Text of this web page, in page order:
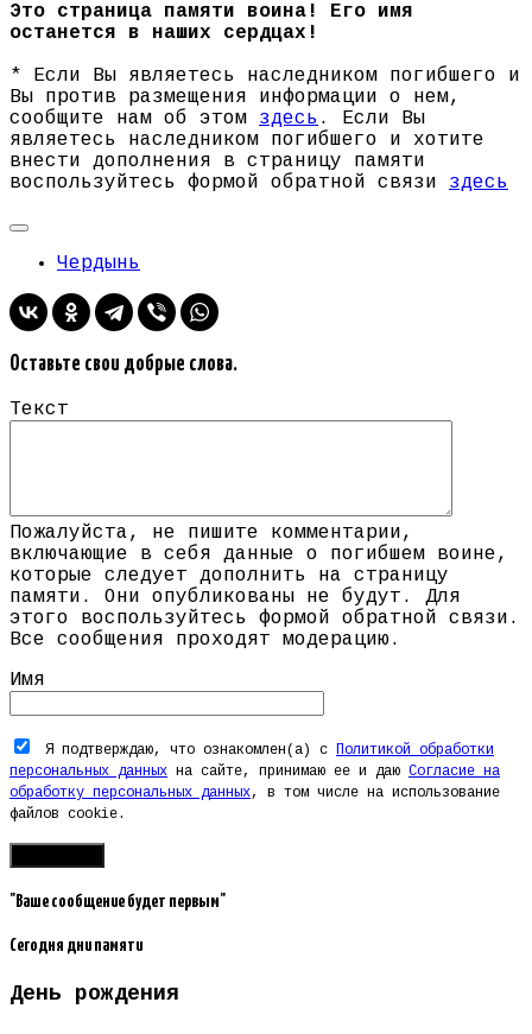
Это страница памяти воина! Его имя
останется в наших сердцах!
* Если Вы являетесь наследником погибшего и
Вы против размещения информации о нем,
сообщите нам об этом здесь . Если Вы
являетесь наследником погибшего и хотите
внести дополнения в страницу памяти
воспользуйтесь формой обратной связи здесь
Чердынь
Оставьте свои добрые слова.
Текст
Пожалуйста, не пишите комментарии,
включающие в себя данные о погибшем воине,
которые следует дополнить на страницу
памяти. Они опубликованы не будут. Для
этого воспользуйтесь формой обратной связи.
Все сообщения проходят модерацию.
Имя
Я подтверждаю, что ознакомлен(а) с
Политикой обработки
персональных данных на сайте, принимаю ее и даю Согласие на
обработку персональных данных, в том числе на использование
файлов cookie.
"Ваше сообщение будет первым"
Сегодня дни памяти
День рождения